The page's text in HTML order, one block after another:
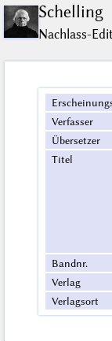
Schelling
Nachlass-
Verfasser
Übersetzer
Titel
Bandnr.
Verlag
Verlagsort